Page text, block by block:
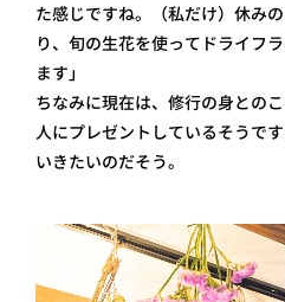
た感じですね。（私だけ）休み
り、旬の生花を使ってドライフ
ます」
ちなみに現在は、修行の身との
人にプレゼントしているそうで
いきたいのだそう。